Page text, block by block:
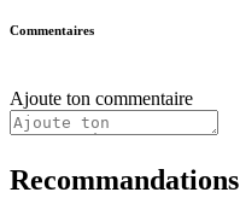
Commentaires
Ajoute ton commentaire
Recommandations